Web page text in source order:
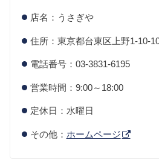
店名：うさぎや
住所：東京都台東区上野1-10-
電話番号：03-3831-6195
営業時間：9:00～18:00
定休日：水曜日
その他： ホームページ